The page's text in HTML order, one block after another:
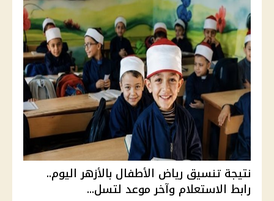
نتيجة تنسيق رياض الأطفال بالأزهر اليوم..
رابط الاستعلام وآخر موعد لتسل...